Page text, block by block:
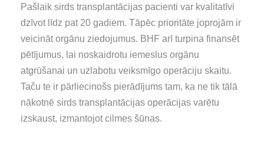
Pašlaik sirds transplantācijas pacienti var kvalitatīvi
dzīvot līdz pat 20 gadiem. Tāpēc prioritāte joprojām ir
veicināt orgānu ziedojumus. BHF arī turpina finansēt
pētījumus, lai noskaidrotu iemeslus orgānu
atgrūšanai un uzlabotu veiksmīgo operāciju skaitu.
Taču te ir pārliecinošs pierādījums tam, ka ne tik tālā
nākotnē sirds transplantācijas operācijas varētu
izskaust, izmantojot cilmes šūnas.